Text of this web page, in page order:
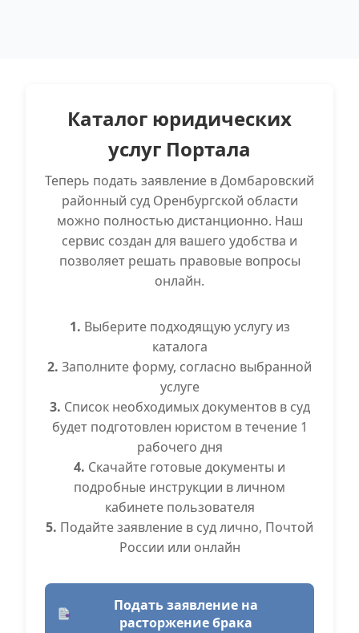
Каталог юридических
услуг Портала
Теперь подать заявление в Домбаровский
районный суд Оренбургской области
можно полностью дистанционно. Наш
сервис создан для вашего удобства и
позволяет решать правовые вопросы
онлайн.
1. Выберите подходящую услугу из
каталога
2. Заполните форму, согласно выбранной
услуге
3. Список необходимых документов в суд
будет подготовлен юристом в течение 1
рабочего дня
4. Скачайте готовые документы и
подробные инструкции в личном
кабинете пользователя
5. Подайте заявление в суд лично, Почтой
России или онлайн
Подать заявление на
расторжение брака